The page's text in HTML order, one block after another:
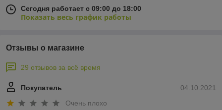
Сегодня работает с 09:00 до 18:00
Показать весь график работы
Отзывы о магазине
29 отзывов за всё время
04.10.2021
Покупатель
Очень плохо